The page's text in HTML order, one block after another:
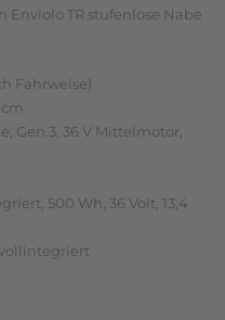
Enviolo TR stufenlose Nabe
Fahrweise)
Gen.3, 36 V Mittelmotor,
500 Wh, 36 Volt, 13,4